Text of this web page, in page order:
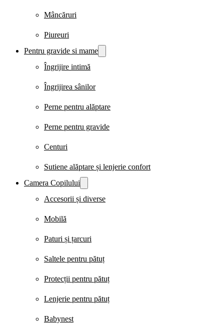
Mâncăruri
Piureuri
Pentru gravide si mame
Îngrijire intimă
Îngrijirea sânilor
Perne pentru alăptare
Perne pentru gravide
Centuri
Sutiene alăptare și lenjerie confort
Camera Copilului
Accesorii și diverse
Mobilă
Paturi și țarcuri
Saltele pentru pătuț
Protecții pentru pătuț
Lenjerie pentru pătuț
Babynest